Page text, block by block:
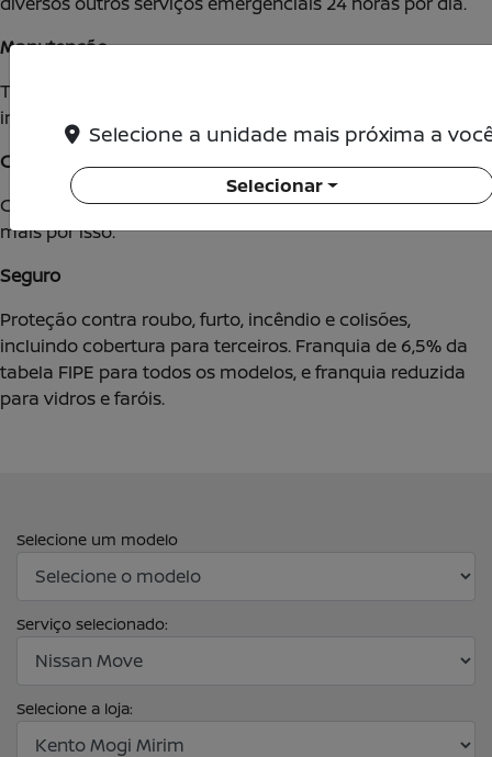
Manutenção
Todos os custos de manutenção e revisão estão cobertos,
incluindo troca de pneus.
Condutores ilimitados
Compartilhe a condução do seu Nissan sem pagar nada a
mais por isso.
Seguro
Proteção contra roubo, furto, incêndio e colisões,
incluindo cobertura para terceiros. Franquia de 6,5% da
tabela FIPE para todos os modelos, e franquia reduzida
para vidros e faróis.
Selecione um modelo
Serviço selecionado:
Selecione a loja:
Selecione a unidade mais próxima a
Selecionar